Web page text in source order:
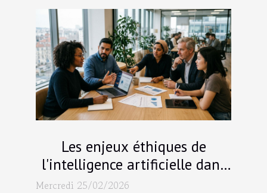
Les enjeux éthiques de
l'intelligence artificielle dans
la gestion des données
Mercredi 25/02/2026